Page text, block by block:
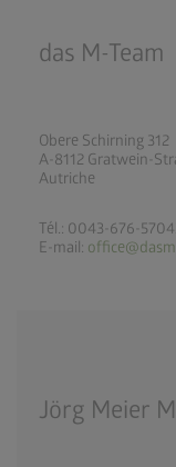
das M-Team
Obere Schirning 312
A-8112 Gratwein-
Autriche
Tél.: 0043-676-
E-mail:
Jörg Meier